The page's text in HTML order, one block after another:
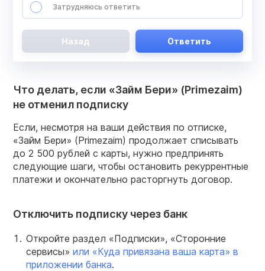
Затрудняюсь ответить
Назад Ответить
Что делать, если «Займ Бери» (Primezaim)
не отменил подписку
Если, несмотря на ваши действия по отписке,
«Займ Бери» (Primezaim) продолжает списывать
до 2 500 рублей с карты, нужно предпринять
следующие шаги, чтобы остановить рекуррентные
платежи и окончательно расторгнуть договор.
Отключить подписку через банк
Откройте раздел «Подписки», «Сторонние
сервисы» или «Куда привязана ваша карта» в
приложении банка.